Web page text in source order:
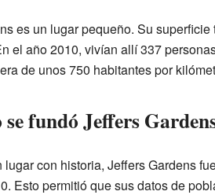
es un lugar pequeño. Su
el año 2010, vivían allí 337
de unos 750 habitantes por
fundó Jeffers
lugar con historia, Jeffers Gardens
Esto permitió que sus datos de